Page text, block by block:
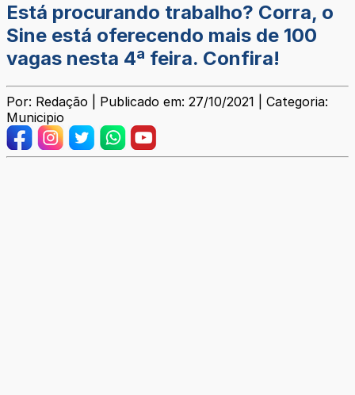
Está procurando trabalho? Corra, o
Sine está oferecendo mais de 100
vagas nesta 4ª feira. Confira!
Por: Redação | Publicado em: 27/10/2021 | Categoria:
Municipio